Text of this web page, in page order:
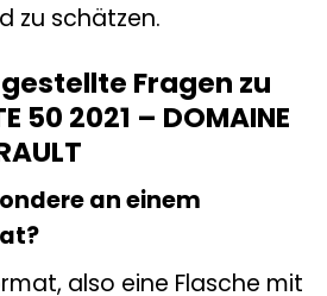
zu schätzen.
Fragen zu
50 2021 – DOMAINE
an einem
also eine Flasche mit